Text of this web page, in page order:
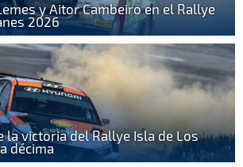
y Aitor Cambeiro en el Rallye
2026
la victoria del Rallye Isla de Los
décima